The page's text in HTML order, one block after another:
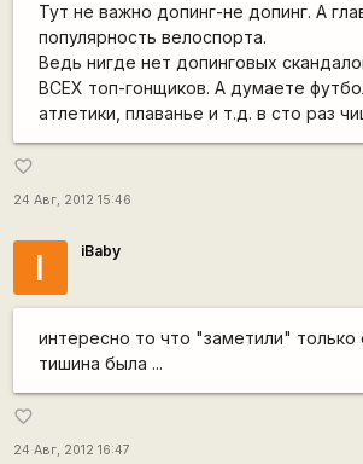
Тут не важно допинг-не допинг. А
популярность велоспорта.
Ведь нигде нет допинговых
ВСЕХ топ-гонщиков. А думаете
атлетики, плаванье и т.д. в сто раз
favorite_border
24 Авг, 2012 15:46
I iBaby
интересно то что "заметили" только
тишина была ...
favorite_border
24 Авг, 2012 16:47